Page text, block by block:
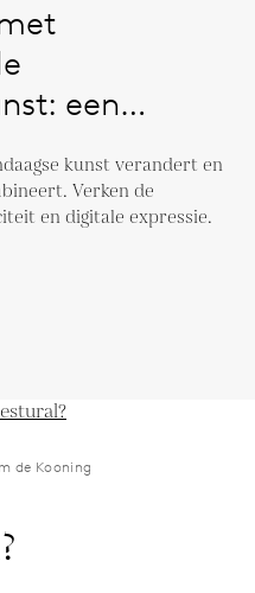
een
kunst verandert en
Verken de
en digitale expressie.
de Kooning